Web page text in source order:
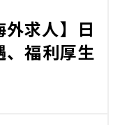
外求人】日
福利厚生